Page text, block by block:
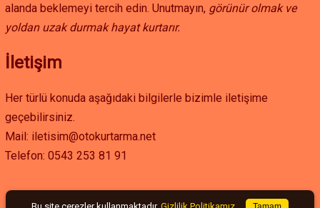
alanda beklemeyi tercih edin. Unutmayın, görünür olmak ve
yoldan uzak durmak hayat kurtarır.
İletişim
Her türlü konuda aşağıdaki bilgilerle bizimle iletişime
geçebilirsiniz.
Mail: iletisim@otokurtarma.net
Telefon: 0543 253 81 91